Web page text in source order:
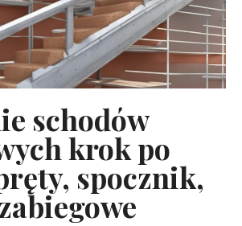
schodów
krok po
spocznik,